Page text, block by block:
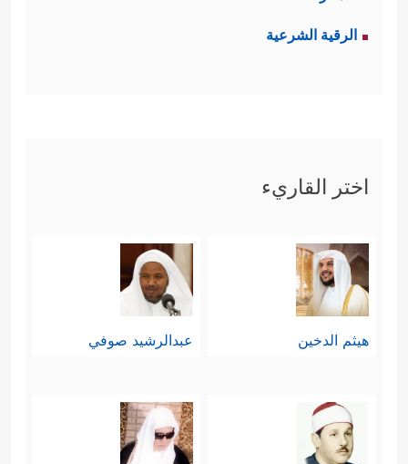
الرقية الشرعية
اختر القاريء
هيثم الدخين عبدالرشيد صوفي